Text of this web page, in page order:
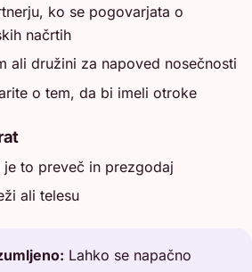
ko se pogovarjata o
načrtih
ali družini za napoved nosečnosti
o tem, da bi imeli otroke
to preveč in prezgodaj
ali telesu
Lahko se napačno